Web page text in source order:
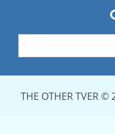
THE OTHER TVER